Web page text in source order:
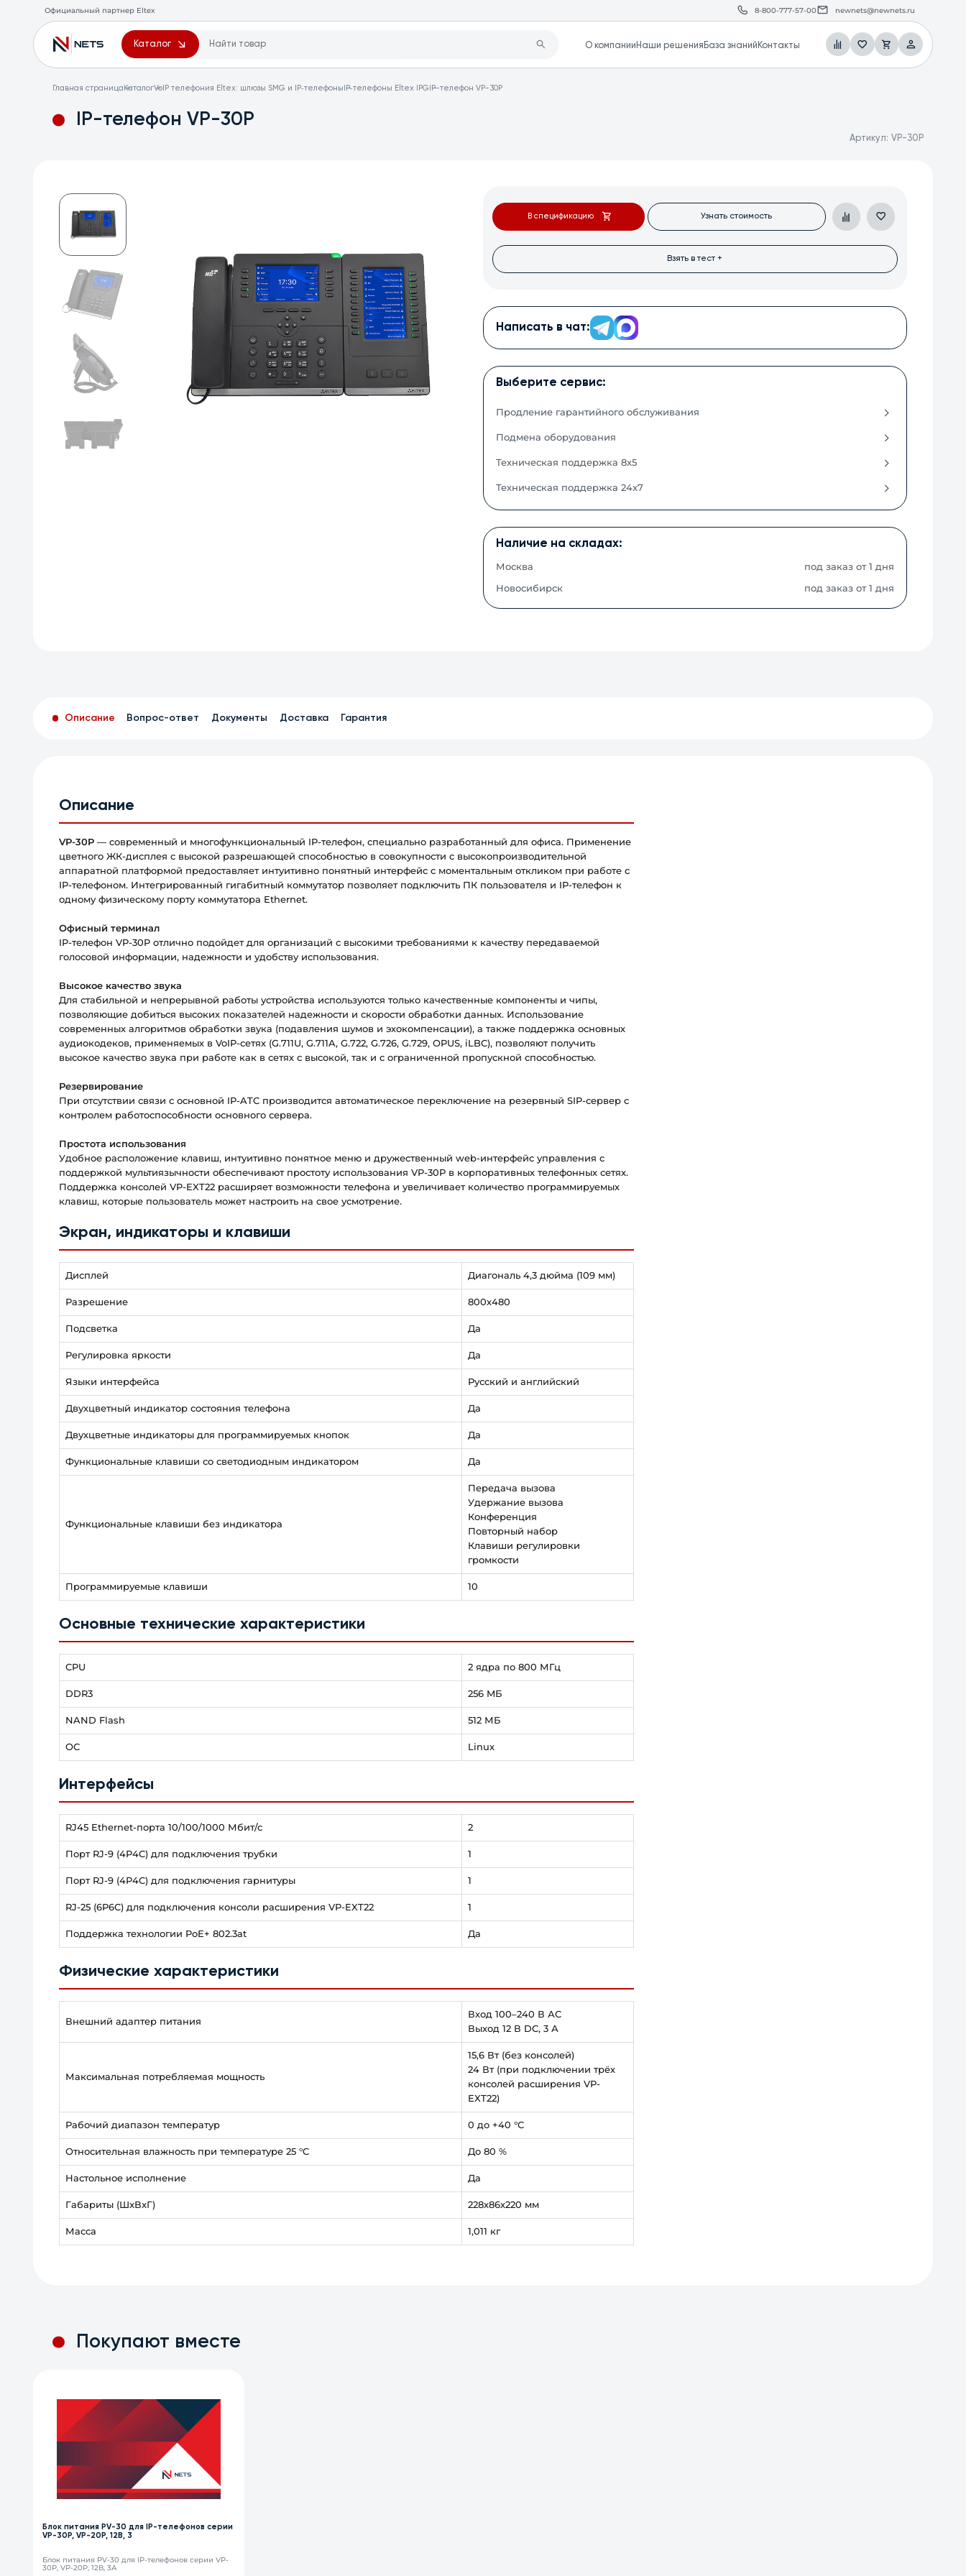
Официальный партнер Eltex 8-800-777-57-00 newnets@newnets.ru
Каталог О компании Наши решения База знаний Контакты
Главная страницаКаталогVoIP телефония Eltex: шлюзы SMG и IP‑телефоныIP‑телефоны Eltex IPGIP-телефон VP-30P
IP-телефон VP-30P
Артикул: VP-30P
В спецификацию Узнать стоимость
Взять в тест +
Написать в чат:
Выберите сервис:
Продление гарантийного обслуживания
Подмена оборудования
Техническая поддержка 8x5
Техническая поддержка 24x7
Наличие на складах:
Москва
под заказ от 1 дня
Новосибирск
под заказ от 1 дня
Описание Вопрос-ответ Документы Доставка Гарантия
Описание
VP-30P — современный и многофункциональный IP-телефон, специально разработанный для офиса. Применение
цветного ЖК-дисплея с высокой разрешающей способностью в совокупности с высокопроизводительной
аппаратной платформой предоставляет интуитивно понятный интерфейс с моментальным откликом при работе с
IP-телефоном. Интегрированный гигабитный коммутатор позволяет подключить ПК пользователя и IP-телефон к
одному физическому порту коммутатора Ethernet.
Офисный терминал
IP-телефон VP-30P отлично подойдет для организаций с высокими требованиями к качеству передаваемой
голосовой информации, надежности и удобству использования.
Высокое качество звука
Для стабильной и непрерывной работы устройства используются только качественные компоненты и чипы,
позволяющие добиться высоких показателей надежности и скорости обработки данных. Использование
современных алгоритмов обработки звука (подавления шумов и эхокомпенсации), а также поддержка основных
аудиокодеков, применяемых в VoIP-сетях (G.711U, G.711A, G.722, G.726, G.729, OPUS, iLBC), позволяют получить
высокое качество звука при работе как в сетях с высокой, так и с ограниченной пропускной способностью.
Резервирование
При отсутствии связи с основной IP-ATC производится автоматическое переключение на резервный SIP-сервер с
контролем работоспособности основного сервера.
Простота использования
Удобное расположение клавиш, интуитивно понятное меню и дружественный web-интерфейс управления с
поддержкой мультиязычности обеспечивают простоту использования VP-30P в корпоративных телефонных сетях.
Поддержка консолей VP-EXT22 расширяет возможности телефона и увеличивает количество программируемых
клавиш, которые пользователь может настроить на свое усмотрение.
Экран, индикаторы и клавиши
Дисплей Диагональ 4,3 дюйма (109 мм)
Разрешение 800х480
Подсветка Да
Регулировка яркости Да
Языки интерфейса Русский и английский
Двухцветный индикатор состояния телефона Да
Двухцветные индикаторы для программируемых кнопок Да
Функциональные клавиши со светодиодным индикатором Да
Функциональные клавиши без индикатора
Передача вызова
Удержание вызова
Конференция
Повторный набор
Клавиши регулировки
громкости
Программируемые клавиши 10
Основные технические характеристики
CPU 2 ядра по 800 МГц
DDR3 256 MБ
NAND Flash 512 МБ
OС Linux
Интерфейсы
RJ45 Ethernet-порта 10/100/1000 Мбит/с 2
Порт RJ-9 (4P4C) для подключения трубки 1
Порт RJ-9 (4P4C) для подключения гарнитуры 1
RJ-25 (6P6C) для подключения консоли расширения VP-EXT22 1
Поддержка технологии PoE+ 802.3at Да
Физические характеристики
Внешний адаптер питания
Вход 100–240 В АС
Выход 12 В DC, 3 А
Максимальная потребляемая мощность
15,6 Вт (без консолей)
24 Вт (при подключении трёх
консолей расширения VP-
EXT22)
Рабочий диапазон температур 0 до +40 °С
Относительная влажность при температуре 25 °C До 80 %
Настольное исполнение Да
Габариты (ШxВxГ) 228х86х220 мм
Масса 1,011 кг
Покупают вместе
Блок питания PV-30 для IP-телефонов серии
VP-30P, VP-20P, 12В, 3
Блок питания PV-30 для IP-телефонов серии VP-
30P, VP-20P, 12В, 3А